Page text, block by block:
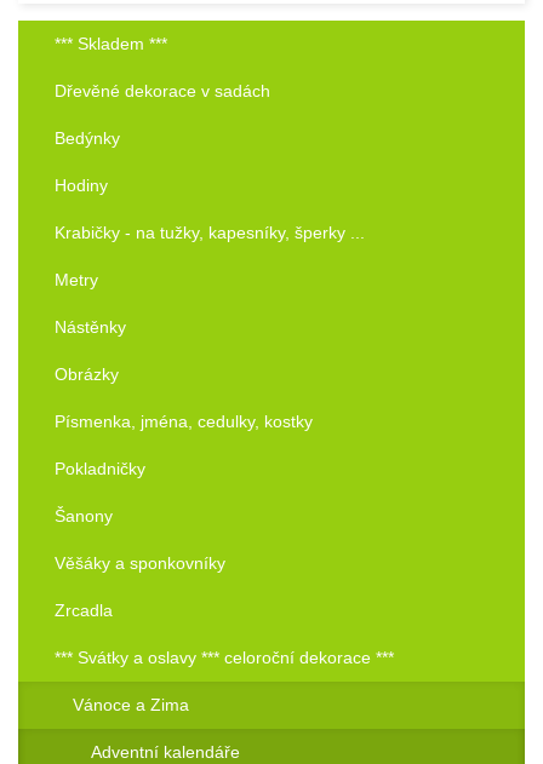
*** Skladem ***
Dřevěné dekorace v sadách
Bedýnky
Hodiny
Krabičky - na tužky, kapesníky, šperky ...
Metry
Nástěnky
Obrázky
Písmenka, jména, cedulky, kostky
Pokladničky
Šanony
Věšáky a sponkovníky
Zrcadla
*** Svátky a oslavy *** celoroční dekorace ***
Vánoce a Zima
Adventní kalendáře